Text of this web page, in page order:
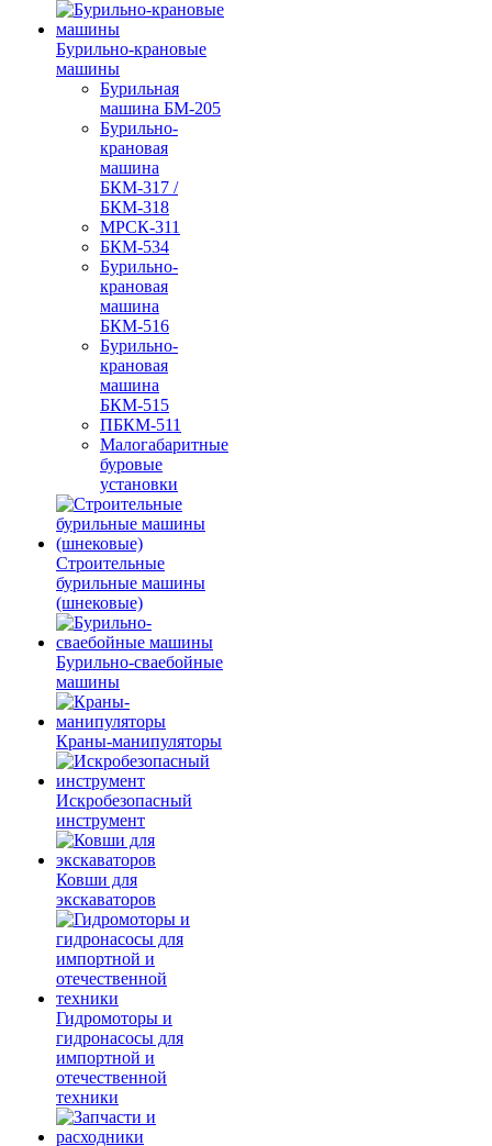
Бурильно-крановые
машины
Бурильная
машина БМ-205
Бурильно-
крановая
машина
БКМ-317 /
БКМ-318
МРСК-311
БКМ-534
Бурильно-
крановая
машина
БКМ-516
Бурильно-
крановая
машина
БКМ-515
ПБКМ-511
Малогабаритные
буровые
установки
Строительные
бурильные машины
(шнековые)
Бурильно-сваебойные
машины
Краны-манипуляторы
Искробезопасный
инструмент
Ковши для
экскаваторов
Гидромоторы и
гидронасосы для
импортной и
отечественной
техники